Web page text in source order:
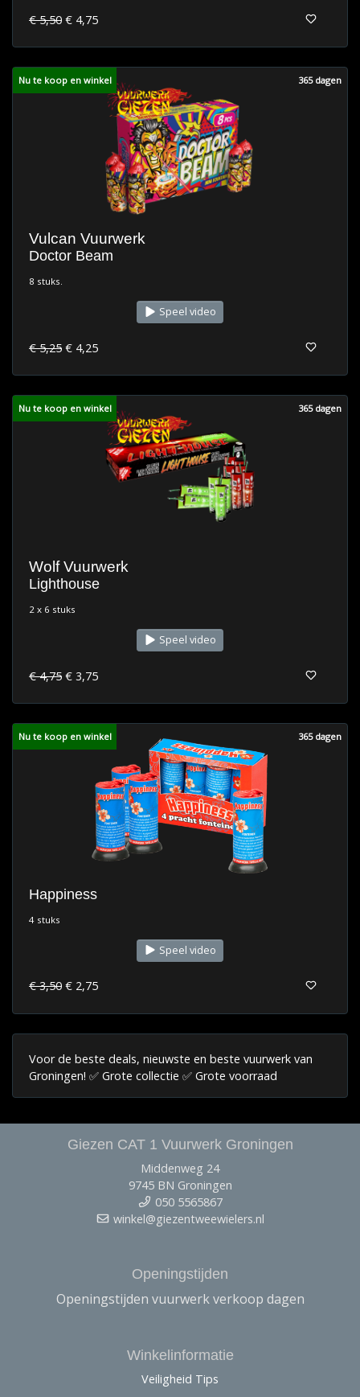
€ 5,50 € 4,75
Nu te koop en winkel 365 dagen
Vulcan Vuurwerk
Doctor Beam
8 stuks.
Speel video
€ 5,25 € 4,25
Nu te koop en winkel 365 dagen
Wolf Vuurwerk
Lighthouse
2 x 6 stuks
Speel video
€ 4,75 € 3,75
Nu te koop en winkel 365 dagen
Happiness
4 stuks
Speel video
€ 3,50 € 2,75
Voor de beste deals, nieuwste en beste vuurwerk van
Groningen! ✅ Grote collectie ✅ Grote voorraad
Giezen CAT 1 Vuurwerk Groningen
Middenweg 24
9745 BN Groningen
050 5565867
winkel@giezentweewielers.nl
Openingstijden
Openingstijden vuurwerk verkoop dagen
Winkelinformatie
Veiligheid Tips